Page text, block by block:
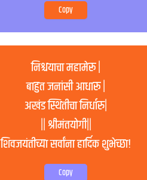
Copy
निश्चयाचा महामेरू |
बाहुत जनांसी आधारू |
अखंड स्थितीचा निर्धारु|
|| श्रीमंतयोगी||
शिवजयंतीच्या सर्वांना हार्दिक शुभेच्छा!
Copy